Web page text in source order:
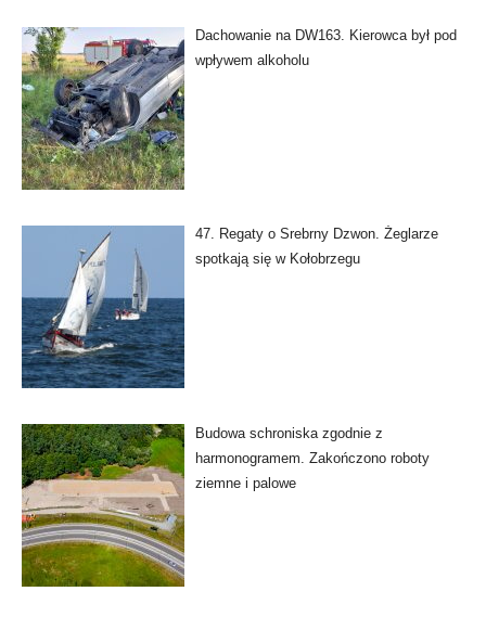
Dachowanie na DW163. Kierowca był pod
wpływem alkoholu
47. Regaty o Srebrny Dzwon. Żeglarze
spotkają się w Kołobrzegu
Budowa schroniska zgodnie z
harmonogramem. Zakończono roboty
ziemne i palowe